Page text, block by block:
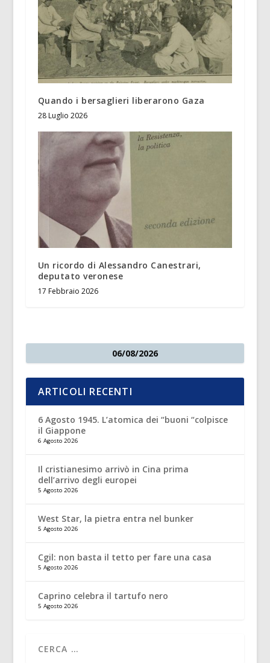
Quando i bersaglieri liberarono Gaza
28 Luglio 2026
Un ricordo di Alessandro Canestrari,
deputato veronese
17 Febbraio 2026
06/08/2026
ARTICOLI RECENTI
6 Agosto 1945. L’atomica dei “buoni “colpisce
il Giappone
6 Agosto 2026
Il cristianesimo arrivò in Cina prima
dell’arrivo degli europei
5 Agosto 2026
West Star, la pietra entra nel bunker
5 Agosto 2026
Cgil: non basta il tetto per fare una casa
5 Agosto 2026
Caprino celebra il tartufo nero
5 Agosto 2026